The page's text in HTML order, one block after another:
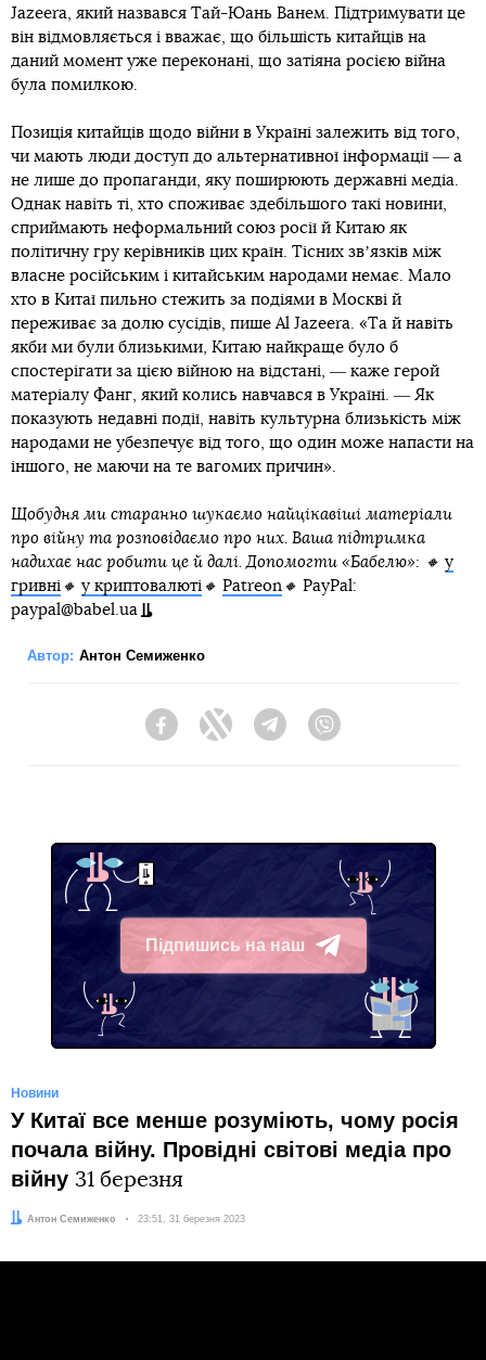
Jazeera, який назвався Тай-Юань Ванем. Підтримувати це
він відмовляється і вважає, що більшість китайців на
даний момент уже переконані, що затіяна росією війна
була помилкою.
Позиція китайців щодо війни в Україні залежить від того,
чи мають люди доступ до альтернативної інформації ― а
не лише до пропаганди, яку поширюють державні медіа.
Однак навіть ті, хто споживає здебільшого такі новини,
сприймають неформальний союз росії й Китаю як
політичну гру керівників цих країн. Тісних звʼязків між
власне російським і китайським народами немає. Мало
хто в Китаї пильно стежить за подіями в Москві й
переживає за долю сусідів, пише Al Jazeera. «Та й навіть
якби ми були близькими, Китаю найкраще було б
спостерігати за цією війною на відстані, ― каже герой
матеріалу Фанг, який колись навчався в Україні. ― Як
показують недавні події, навіть культурна близькість між
народами не убезпечує від того, що один може напасти на
іншого, не маючи на те вагомих причин».
Щобудня ми старанно шукаємо найцікавіші матеріали
про війну та розповідаємо про них. Ваша підтримка
надихає нас робити це й далі. Допомогти «Бабелю»: 🔸 у
гривні 🔸 у криптовалюті 🔸 Patreon 🔸 PayPal:
paypal@babel.ua
Автор: Антон Семиженко
FacebookTwitter Telegram
Підпишись на наш
Telegram
Новини
У Китаї все менше розуміють, чому росія
почала війну. Провідні світові медіа про
війну 31 березня
Автор:
Антон Семиженко Дата:
23:51, 31 березня 2023